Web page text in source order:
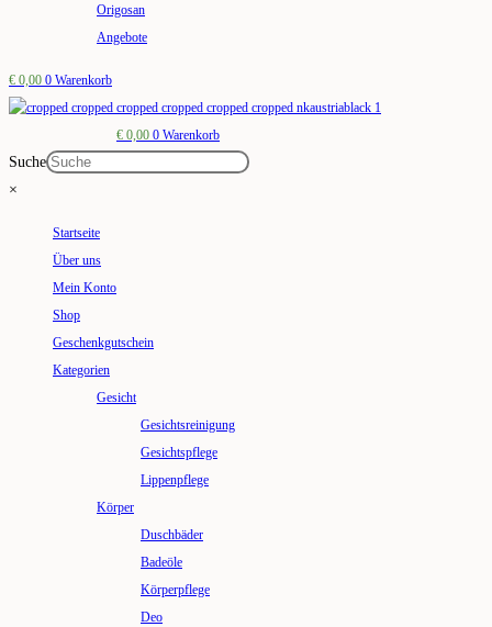
Origosan
Angebote
€ 0,00 0 Warenkorb
€ 0,00 0 Warenkorb
Suche
×
Startseite
Über uns
Mein Konto
Shop
Geschenkgutschein
Kategorien
Gesicht
Gesichtsreinigung
Gesichtspflege
Lippenpflege
Körper
Duschbäder
Badeöle
Körperpflege
Deo